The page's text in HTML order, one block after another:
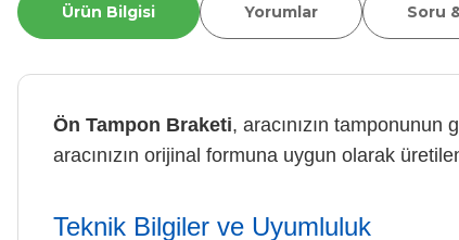
Ürün Bilgisi Yorumlar Soru
Ön Tampon Braketi, aracınızın
aracınızın orijinal formuna uygun olarak
Teknik Bilgiler ve Uyumluluk